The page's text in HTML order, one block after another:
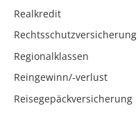
Realkredit
Rechtsschutzversicherung
Regionalklassen
Reingewinn/-verlust
Reisegepäckversicherung